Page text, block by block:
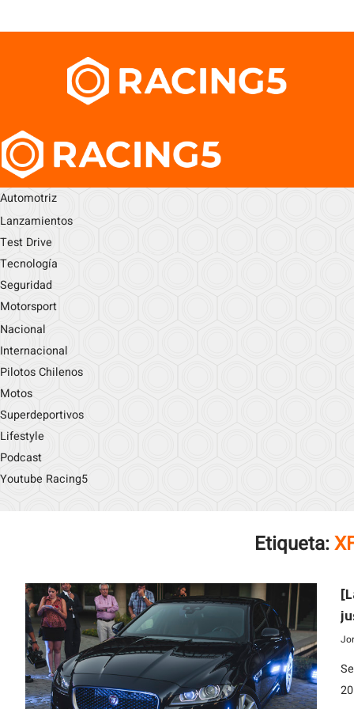
Automotriz
Lanzamientos
Test Drive
Tecnología
Seguridad
Motorsport
Nacional
Internacional
Pilotos Chilenos
Motos
Superdeportivos
Lifestyle
Podcast
Youtube Racing5
Etiqueta: